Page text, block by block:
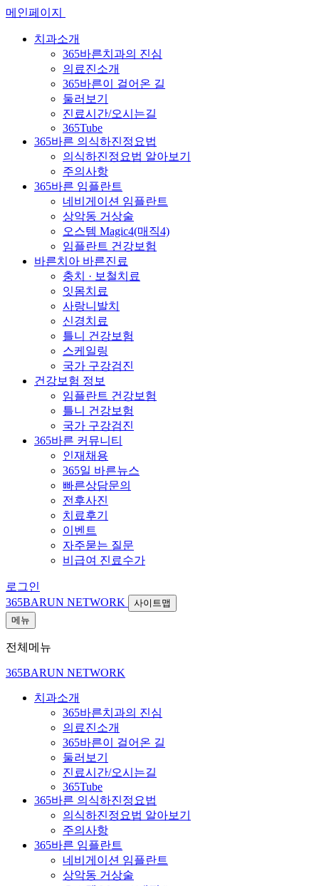
메인페이지
치과소개
365바른치과의 진심
의료진소개
365바른이 걸어온 길
둘러보기
진료시간/오시는길
365Tube
365바른 의식하진정요법
의식하진정요법 알아보기
주의사항
365바른 임플란트
네비게이션 임플란트
상악동 거상술
오스템 Magic4(매직4)
임플란트 건강보험
바른치아 바른진료
충치 · 보철치료
잇몸치료
사랑니발치
신경치료
틀니 건강보험
스케일링
국가 구강검진
건강보험 정보
임플란트 건강보험
틀니 건강보험
국가 구강검진
365바른 커뮤니티
인재채용
365일 바른뉴스
빠른상담문의
전후사진
치료후기
이벤트
자주묻는 질문
비급여 진료수가
로그인
365BARUN NETWORK
사이트맵
메뉴
전체메뉴
365BARUN NETWORK
치과소개
365바른치과의 진심
의료진소개
365바른이 걸어온 길
둘러보기
진료시간/오시는길
365Tube
365바른 의식하진정요법
의식하진정요법 알아보기
주의사항
365바른 임플란트
네비게이션 임플란트
상악동 거상술